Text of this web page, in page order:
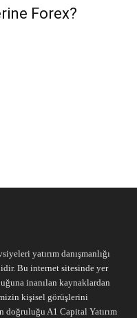
Forex?
yatırım danışmanlığı
Bu internet sitesinde yer
inanılan kaynaklardan
kişisel görüşlerini
doğruluğu A1 Capital Yatırım